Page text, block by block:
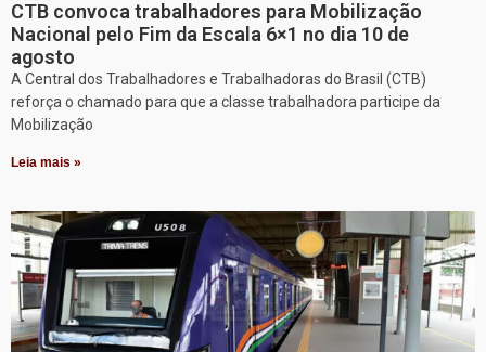
CTB convoca trabalhadores para Mobilização
Nacional pelo Fim da Escala 6×1 no dia 10 de
agosto
A Central dos Trabalhadores e Trabalhadoras do Brasil (CTB)
reforça o chamado para que a classe trabalhadora participe da
Mobilização
Leia mais »